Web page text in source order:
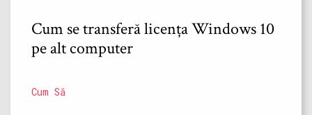
Cum se transferă licența Windows 10
pe alt computer
Cum Să